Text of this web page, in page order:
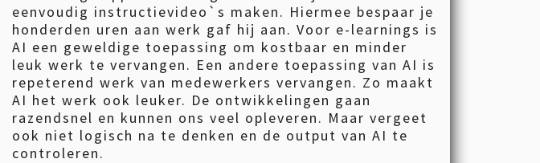
eenvoudig instructievideo`s maken. Hiermee bespaar je
honderden uren aan werk gaf hij aan. Voor e-learnings is
AI een geweldige toepassing om kostbaar en minder
leuk werk te vervangen. Een andere toepassing van AI is
repeterend werk van medewerkers vervangen. Zo maakt
AI het werk ook leuker. De ontwikkelingen gaan
razendsnel en kunnen ons veel opleveren. Maar vergeet
ook niet logisch na te denken en de output van AI te
controleren.